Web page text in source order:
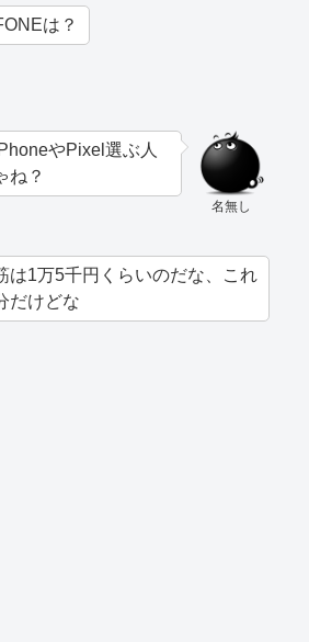
は？
名無し
やPixel選ぶ人
ね？
は1万5千円くらいのだな、これ
だけどな